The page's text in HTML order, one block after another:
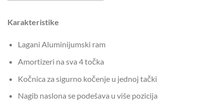
Karakteristike
Lagani Aluminijumski ram
Amortizeri na sva 4 točka
Kočnica za sigurno kočenje u jednoj tački
Nagib naslona se podešava u više pozicija